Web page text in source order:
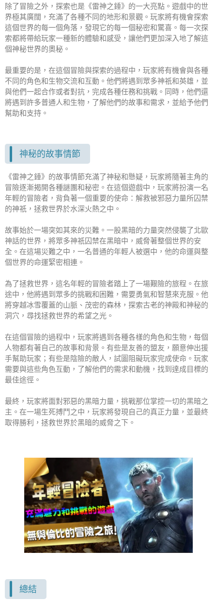
除了冒險之外，探索也是《雷神之錘》的一大亮點。遊戲中的世
界極其廣闊，充滿了各種不同的地形和景觀。玩家將有機會探索
這個世界的每一個角落，發現它的每一個秘密和驚喜。每一次探
索都將帶給玩家一種新的體驗和感受，讓他們更加深入地了解這
個神秘世界的奧秘。
最重要的是，在這個冒險與探索的過程中，玩家將有機會與各種
不同的角色和生物交流和互動。他們將遇到眾多神祇和英雄，並
與他們一起合作或者對抗，完成各種任務和挑戰。同時，他們還
將遇到許多普通人和生物，了解他們的故事和需求，並給予他們
幫助和支持。
神秘的故事情節
《雷神之錘》的故事情節充滿了神秘和懸疑，玩家將隨著主角的
冒險逐漸揭開各種謎團和秘密。在這個遊戲中，玩家將扮演一名
年輕的冒險者，背負著一個重要的使命：解救被邪惡力量所囚禁
的神祇，拯救世界於水深火熱之中。
故事始於一場突如其來的災難。一股黑暗的力量突然侵襲了北歐
神話的世界，將眾多神祇囚禁在黑暗中，威脅著整個世界的安
全。在這場災難之中，一名普通的年輕人被選中，他的命運與整
個世界的命運緊密相連。
為了拯救世界，這名年輕的冒險者踏上了一場艱險的旅程。在旅
途中，他將遇到眾多的挑戰和困難，需要勇氣和智慧來克服。他
將穿越冰雪覆蓋的山脈、茂密的森林，探索古老的神殿和神秘的
洞穴，尋找拯救世界的希望之光。
在這個冒險的過程中，玩家將遇到各種各樣的角色和生物，每個
人物都有著自己的故事和背景。有些是友善的盟友，願意伸出援
手幫助玩家；有些是陰險的敵人，試圖阻礙玩家完成使命。玩家
需要與這些角色互動，了解他們的需求和動機，找到達成目標的
最佳途徑。
最終，玩家將面對邪惡的黑暗力量，挑戰那位掌控一切的黑暗之
主。在一場生死搏鬥之中，玩家將發現自己的真正力量，並最終
取得勝利，拯救世界於黑暗的威脅之下。
總結